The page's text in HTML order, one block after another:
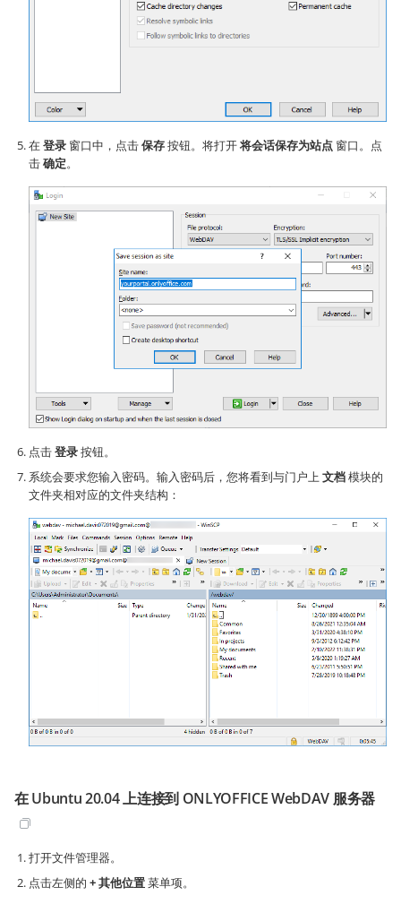
在登录 窗口中，点击保存按钮。将打开将会话保存为站点 窗口。点
击确定。
点击登录按钮。
系统会要求您输入密码。输入密码后，您将看到与门户上文档模块的
文件夹相对应的文件夹结构：
在 Ubuntu 20.04 上连接到 ONLYOFFICE WebDAV 服务器
打开文件管理器。
点击左侧的 + 其他位置菜单项。